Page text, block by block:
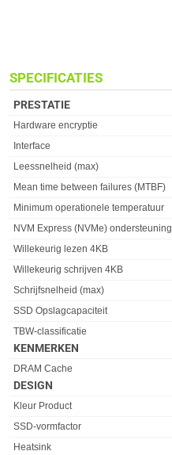
SPECIFICATIES
PRESTATIE
Eigenschap Waarde
Hardware encryptie
Interface
Leessnelheid (max)
Mean time between failures (MTBF)
Minimum operationele temperatuur
NVM Express (NVMe) ondersteuning
Willekeurig lezen 4KB
Willekeurig schrijven 4KB
Schrijfsnelheid (max)
SSD Opslagcapaciteit
TBW-classificatie
KENMERKEN
Eigenschap Waarde
DRAM Cache
DESIGN
Eigenschap Waarde
Kleur Product
SSD-vormfactor
Heatsink